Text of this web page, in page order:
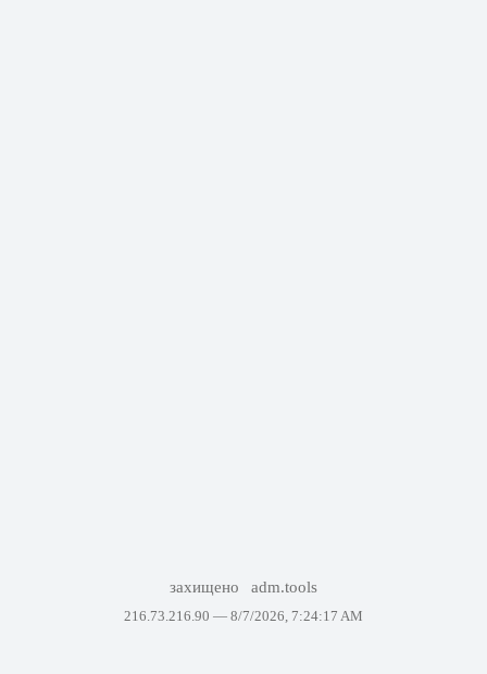
захищено adm.tools
216.73.216.90 — 8/7/2026, 7:24:17 AM